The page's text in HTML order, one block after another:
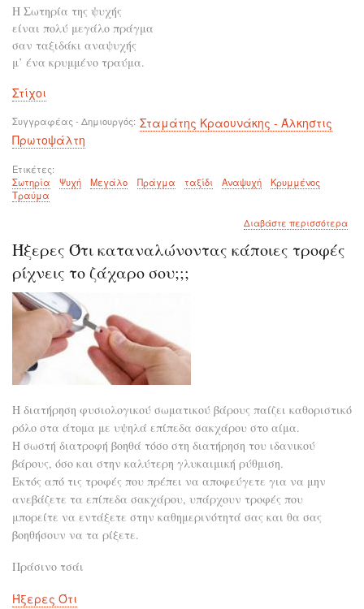
Η Σωτηρία της ψυχής
είναι πολύ μεγάλο πράγμα
σαν ταξιδάκι αναψυχής
μ’ ένα κρυμμένο τραύμα.
Στίχοι
Συγγραφέας - Δημιουργός Σταμάτης Κραουνάκης - Άλκηστις
Πρωτοψάλτη
Ετικέτες
Σωτηρία
Ψυχή Μεγάλο Πράγμα ταξίδι Αναψυχή
Κρυμμένος
Τραύμα
Διαβάστε περισσότεραγια
Ήξερες Ότι καταναλώνοντας κάποιες τροφές
ρίχνεις το ζάχαρο σου;;;
Η διατήρηση φυσιολογικού σωματικού βάρους παίζει καθοριστικό
ρόλο στα άτομα με υψηλά επίπεδα σακχάρου στο αίμα.
Η σωστή διατροφή βοηθά τόσο στη διατήρηση του ιδανικού
βάρους, όσο και στην καλύτερη γλυκαιμική ρύθμιση.
Εκτός από τις τροφές που πρέπει να αποφεύγετε για να μην
ανεβάζετε τα επίπεδα σακχάρου, υπάρχουν τροφές που
μπορείτε να εντάξετε στην καθημερινότητά σας και θα σας
βοηθήσουν να τα ρίξετε.
Πράσινο τσάι
Ήξερες Ότι